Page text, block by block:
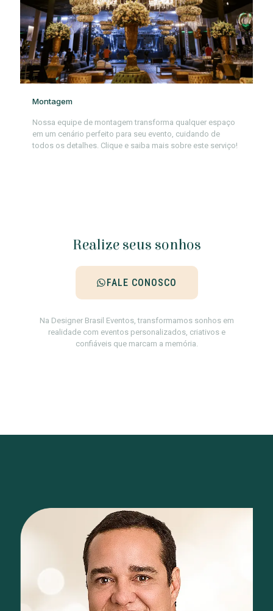
Montagem
Nossa equipe de montagem transforma qualquer espaço
em um cenário perfeito para seu evento, cuidando de
todos os detalhes. Clique e saiba mais sobre este serviço!
Realize seus sonhos
FALE CONOSCO
Na Designer Brasil Eventos, transformamos sonhos em
realidade com eventos personalizados, criativos e
confiáveis que marcam a memória.